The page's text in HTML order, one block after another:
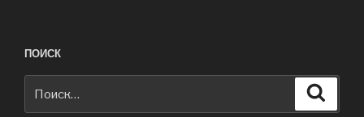
ПОИСК